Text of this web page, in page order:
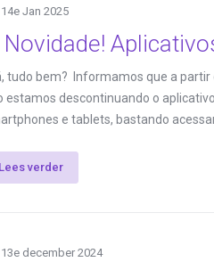
14e Jan 2025
Novidade!
tudo bem? Informamos que a
estamos descontinuando o
e tablets, bastando
Lees verder
13e december 2024